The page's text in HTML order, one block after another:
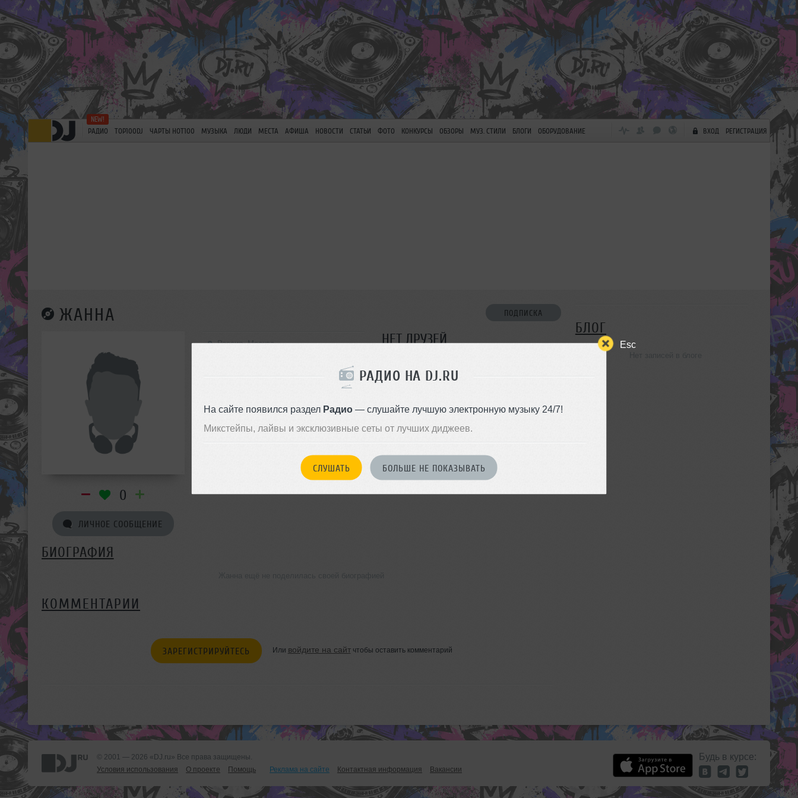
Esc
РАДИО НА DJ.RU
На сайте появился раздел Радио— слушайте лучшую электронную музыку 24/7!
Микстейпы, лайвы и эксклюзивные сеты от лучших диджеев.
СЛУШАТЬ БОЛЬШЕ НЕ ПОКАЗЫВАТЬ
РАДИО TOP100DJ ЧАРТЫ HOT100 МУЗЫКА ЛЮДИ МЕСТА АФИША НОВОСТИ СТАТЬИ ФОТО КОНКУРСЫ ОБЗОРЫ МУЗ. СТИЛИ БЛОГИ ОБОРУДОВАНИЕ ВХОД РЕГИСТРАЦИЯ
ЖАННА ПОДПИСКА
0
ЛИЧНОЕ СООБЩЕНИЕ
Россия, Москва НЕТ ДРУЗЕЙ
БИОГРАФИЯ
КОММЕНТАРИИ
ЗАРЕГИСТРИРУЙТЕСЬ Или войдите на сайтчтобы оставить комментарий
БЛОГ
© 2001 — 2026 «DJ.ru» Все права защищены.
Условия использования
О проекте Помощь Реклама на сайте Контактная информация Вакансии
Будь в курсе: